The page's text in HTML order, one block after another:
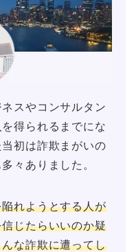
スやコンサルタン
得られるまでにな
初は詐欺まがいの
々ありました。
れようとする人が
じたらいいのか疑
な詐欺に遭ってし